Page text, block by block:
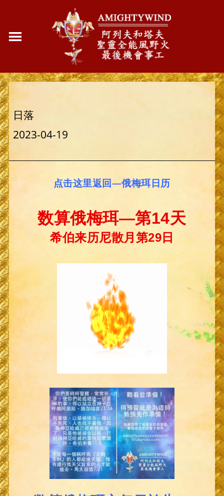
日落
2023-04-19
点击这里返回—俄梅珥日历
数算俄梅珥—第14天
希伯来历尼散月第29日